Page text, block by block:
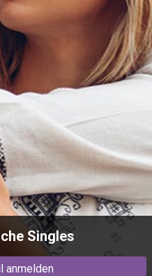
Singles
anmelden